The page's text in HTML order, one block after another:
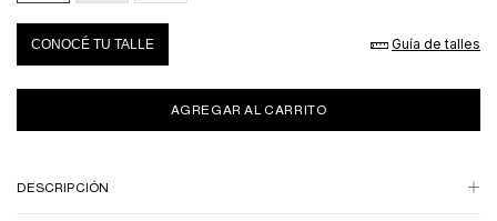
CONOCÉ TU TALLE Guía de talles
DESCRIPCIÓN